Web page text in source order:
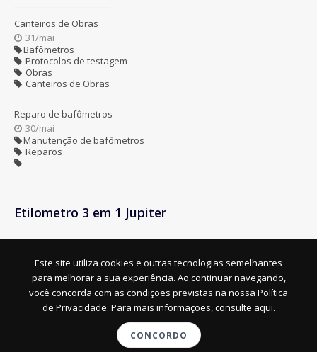
Este site utiliza cookies e outras tecnologias semelhantes
para melhorar a sua experiência. Ao continuar navegando,
você concorda com as condições previstas na nossa Política
de Privacidade. Para mais informações, consulte aqui.
CONCORDO
Canteiros de Obras
31/mai
Bafômetros
Protocolos de testagem
Obras
Canteiros de Obras
Reparo de bafômetros
30/mai
Manutenção de bafômetros
Reparos
Etilometro 3 em 1 Jupiter
HEALTH & SAFETY LTDA- BAFÔMETROS E ETILÔMETROS - CNPJ :
08.857.492/0001-48 © TODOS OS DIREITOS RESERVADOS. 2026